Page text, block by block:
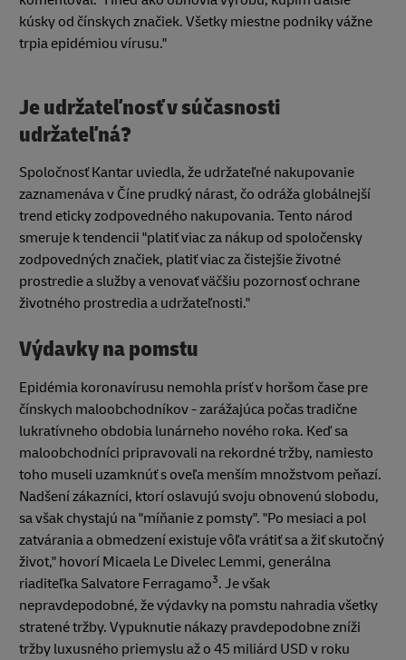
kúsky od čínskych značiek. Všetky miestne podniky vážne
trpia epidémiou vírusu."
Je udržateľnosť v súčasnosti
udržateľná?
Spoločnosť Kantar uviedla, že udržateľné nakupovanie
zaznamenáva v Číne prudký nárast, čo odráža globálnejší
trend eticky zodpovedného nakupovania. Tento národ
smeruje k tendencii "platiť viac za nákup od spoločensky
zodpovedných značiek, platiť viac za čistejšie životné
prostredie a služby a venovať väčšiu pozornosť ochrane
životného prostredia a udržateľnosti."
Výdavky na pomstu
Epidémia koronavírusu nemohla prísť v horšom čase pre
čínskych maloobchodníkov - zarážajúca počas tradične
lukratívneho obdobia lunárneho nového roka. Keď sa
maloobchodníci pripravovali na rekordné tržby, namiesto
toho museli uzamknúť s oveľa menším množstvom peňazí.
Nadšení zákazníci, ktorí oslavujú svoju obnovenú slobodu,
sa však chystajú na "míňanie z pomsty". "Po mesiaci a pol
zatvárania a obmedzení existuje vôľa vrátiť sa a žiť skutočný
život," hovorí Micaela Le Divelec Lemmi, generálna
riaditeľka Salvatore Ferragamo3. Je však
nepravdepodobné, že výdavky na pomstu nahradia všetky
stratené tržby. Vypuknutie nákazy pravdepodobne zníži
tržby luxusného priemyslu až o 45 miliárd USD v roku